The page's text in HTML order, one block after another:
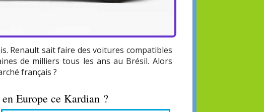
Renault sait faire des voitures compatibles
de milliers tous les ans au Brésil. Alors
français ?
Europe ce Kardian ?